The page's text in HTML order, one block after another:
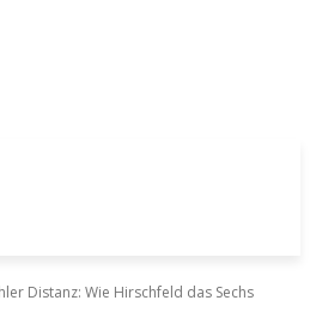
Distanz: Wie Hirschfeld das Sechs